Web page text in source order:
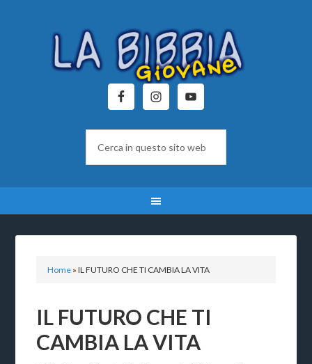
Home »IL FUTURO CHE TI CAMBIA LA VITA
IL FUTURO CHE TI
CAMBIA LA VITA